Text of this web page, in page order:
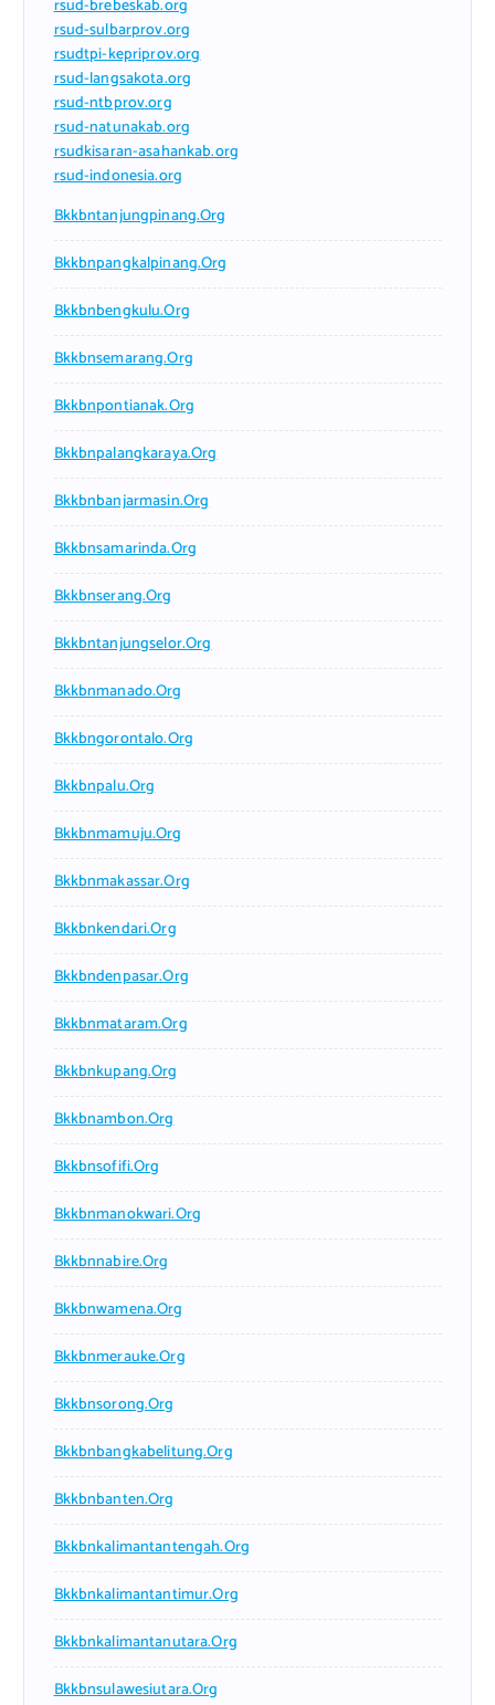
rsud-brebeskab.org
rsud-sulbarprov.org
rsudtpi-kepriprov.org
rsud-langsakota.org
rsud-ntbprov.org
rsud-natunakab.org
rsudkisaran-asahankab.org
rsud-indonesia.org
Bkkbntanjungpinang.org
Bkkbnpangkalpinang.org
Bkkbnbengkulu.org
Bkkbnsemarang.org
Bkkbnpontianak.org
Bkkbnpalangkaraya.org
Bkkbnbanjarmasin.org
Bkkbnsamarinda.org
Bkkbnserang.org
Bkkbntanjungselor.org
Bkkbnmanado.org
Bkkbngorontalo.org
Bkkbnpalu.org
Bkkbnmamuju.org
Bkkbnmakassar.org
Bkkbnkendari.org
Bkkbndenpasar.org
Bkkbnmataram.org
Bkkbnkupang.org
Bkkbnambon.org
Bkkbnsofifi.org
Bkkbnmanokwari.org
Bkkbnnabire.org
Bkkbnwamena.org
Bkkbnmerauke.org
Bkkbnsorong.org
Bkkbnbangkabelitung.org
Bkkbnbanten.org
Bkkbnkalimantantengah.org
Bkkbnkalimantantimur.org
Bkkbnkalimantanutara.org
Bkkbnsulawesiutara.org